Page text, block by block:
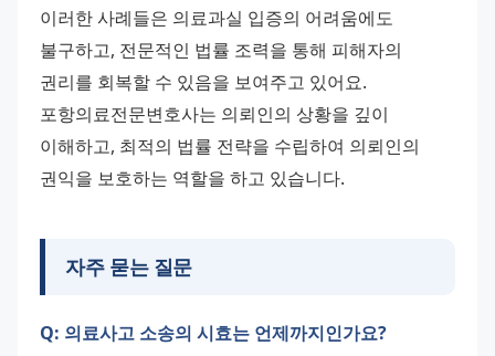
이러한 사례들은 의료과실 입증의 어려움에도
불구하고, 전문적인 법률 조력을 통해 피해자의
권리를 회복할 수 있음을 보여주고 있어요.
포항의료전문변호사는 의뢰인의 상황을 깊이
이해하고, 최적의 법률 전략을 수립하여 의뢰인의
권익을 보호하는 역할을 하고 있습니다.
자주 묻는 질문
Q: 의료사고 소송의 시효는 언제까지인가요?